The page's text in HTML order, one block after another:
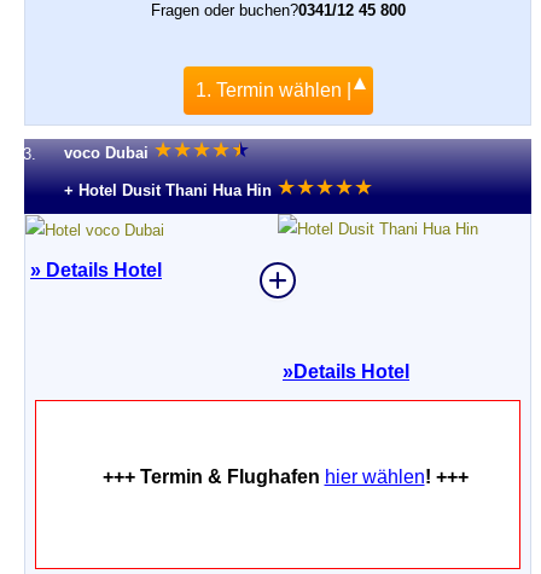
Fragen oder buchen?0341/12 45 800
1. Termin wählen |
3. voco Dubai ★★★★★
★
+ Hotel Dusit Thani Hua Hin ★★★★★
» Details Hotel
»Details Hotel
+++ Termin & Flughafen hier wählen! +++